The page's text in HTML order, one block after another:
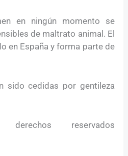
en ningún momento se
de maltrato animal. El
en España y forma parte de
sido cedidas por gentileza
reservados